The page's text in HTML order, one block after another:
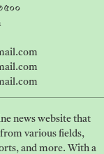
news website that
various fields,
and more. With a